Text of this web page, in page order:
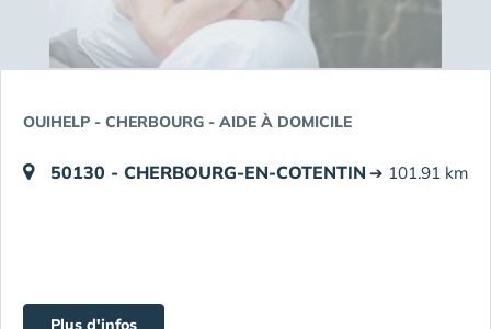
OUIHELP - CHERBOURG - AIDE À DOMICILE
50130 - CHERBOURG-EN-COTENTIN ➔ 101.91 km
Plus d'infos